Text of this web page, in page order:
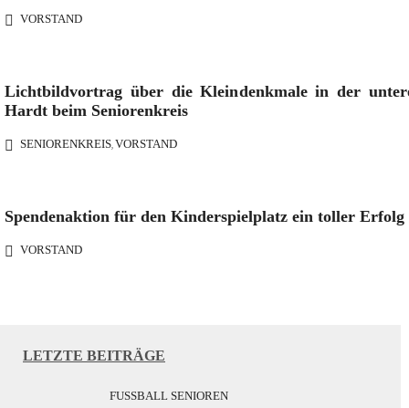
VORSTAND
Lichtbildvortrag über die Kleindenkmale in der
Hardt beim Seniorenkreis
SENIORENKREIS, VORSTAND
Spendenaktion für den Kinderspielplatz ein toller Erfolg
VORSTAND
LETZTE BEITRÄGE
FUSSBALL SENIOREN